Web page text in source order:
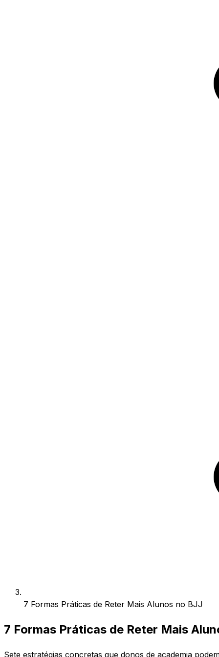
7 Formas Práticas de Reter Mais Alunos no BJJ
7 Formas Práticas de Reter Mais
Sete estratégias concretas que donos de academia